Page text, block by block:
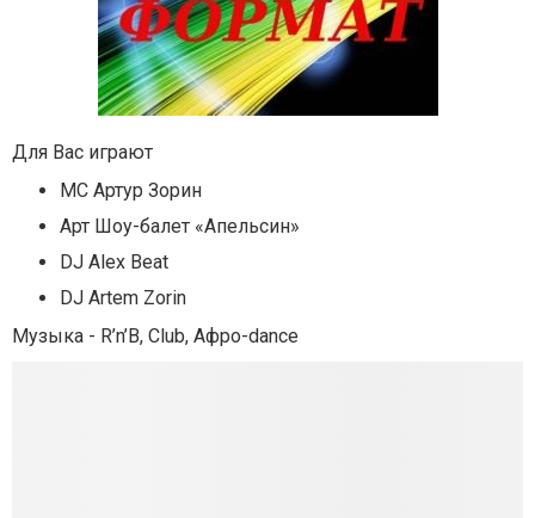
Для Вас играют
MC Артур Зорин
Арт Шоу-балет «Апельсин»
DJ Alex Beat
DJ Artem Zorin
Музыка - R’n’B, Club, Aфро-dance